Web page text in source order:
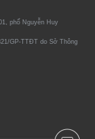
phố Nguyễn Huy
GP-TTĐT do Sở Thông